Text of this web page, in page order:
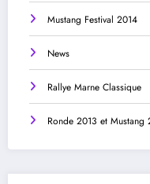
Mustang Festival 2014
News
Rallye Marne Classique
Ronde 2013 et Mustang